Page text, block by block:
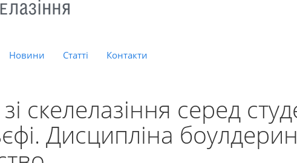
Новини Статті Контакти
скелелазіння серед
Дисципліна